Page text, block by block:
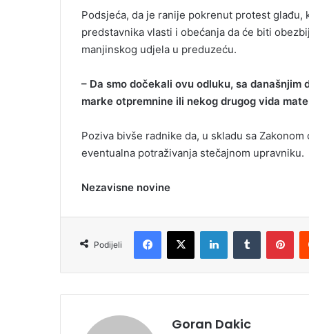
Podsjeća, da je ranije pokrenut protest
predstavnika vlasti i obećanja da će biti
manjinskog udjela u preduzeću.
– Da smo dočekali ovu odluku, sa
marke otpremnine ili nekog drugog vida
Poziva bivše radnike da, u skladu sa
eventualna potraživanja stečajnom upravniku.
Nezavisne novine
Podijeli
Goran Dakic